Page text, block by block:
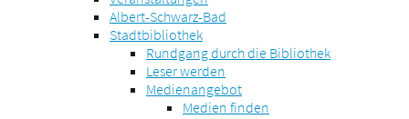
Albert-Schwarz-Bad
Stadtbibliothek
Rundgang durch die Bibliothek
Leser werden
Medienangebot
Medien finden